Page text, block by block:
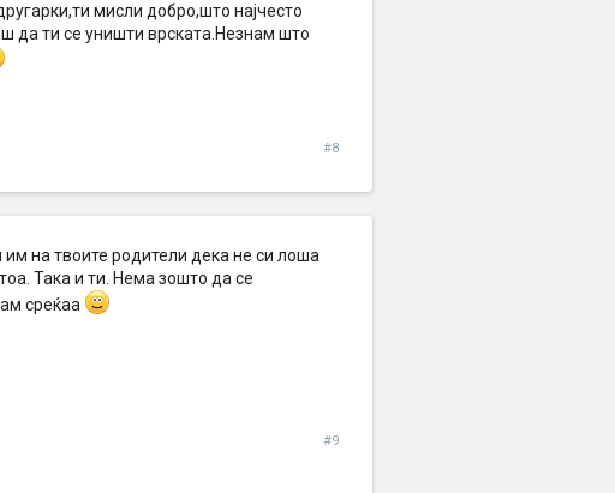
мисли добро,што најчесто
да ти се уништи врската.Незнам што
#8
на твоите родители дека не си лоша
Така и ти. Нема зошто да се
среќаа
#9